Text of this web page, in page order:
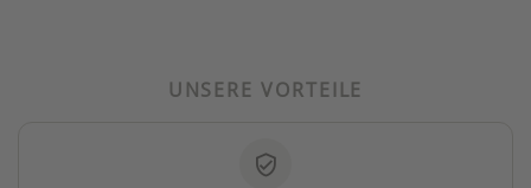
UNSERE VORTEILE
verified_user